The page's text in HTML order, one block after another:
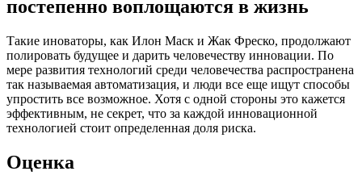
постепенно воплощаются в жизнь
Такие иноваторы, как Илон Маск и Жак Фреско, продолжают
полировать будущее и дарить человечеству инновации. По
мере развития технологий среди человечества распространена
так называемая автоматизация, и люди все еще ищут способы
упростить все возможное. Хотя с одной стороны это кажется
эффективным, не секрет, что за каждой инновационной
технологией стоит определенная доля риска.
Оценка